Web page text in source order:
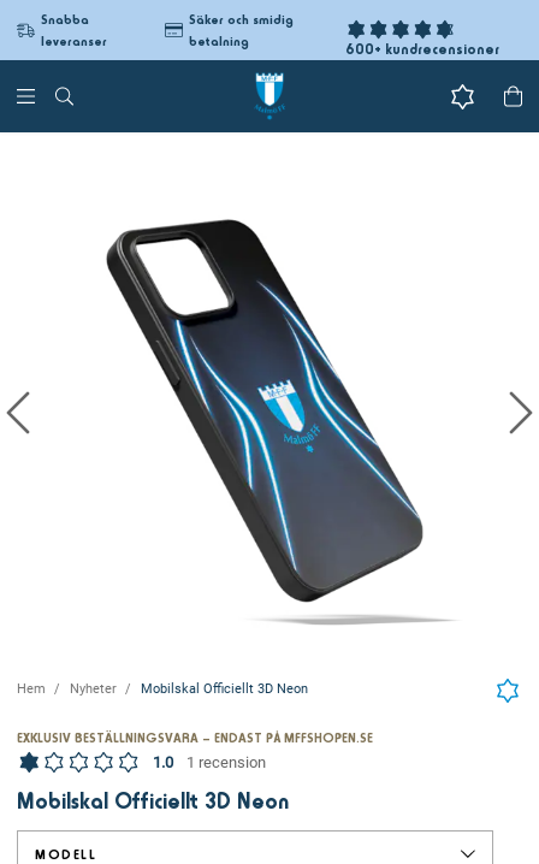
Snabba
leveranser
Säker och smidig
betalning
600+ kundrecensioner
Hem Nyheter Mobilskal Officiellt 3D Neon
EXKLUSIV BESTÄLLNINGSVARA – ENDAST PÅ MFFSHOPEN.SE
1.0 1 recension
Mobilskal Officiellt 3D Neon
MODELL